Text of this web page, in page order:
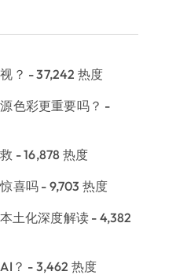
？ - 37,242 热度
色彩更重要吗？ -
- 16,878 热度
喜吗- 9,703 热度
土化深度解读 - 4,382
？ - 3,462 热度